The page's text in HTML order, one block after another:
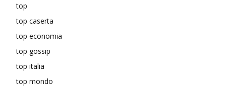
top
top caserta
top economia
top gossip
top italia
top mondo